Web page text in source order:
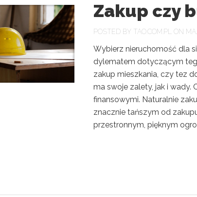
Zakup czy
POSTED BY TAO.COM.PL ON
Wybierz nieruchomość dla
dylematem dotyczącym
zakup mieszkania, czy tez
ma swoje zalety, jak i
finansowymi. Naturalnie
znacznie tańszym od
przestronnym, pięknym